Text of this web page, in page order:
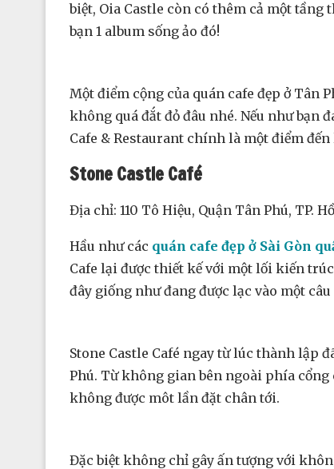
biệt, Oia Castle còn có thêm cả một
bạn 1 album sống ảo đó!
Một điểm cộng của quán cafe đẹp ở
không quá đắt đỏ đâu nhé. Nếu như bạn
Cafe & Restaurant chính là một điểm
Stone Castle Café
Địa chỉ: 110 Tô Hiệu, Quận Tân Phú, TP.
Hầu như các quán cafe đẹp ở Sài Gòn
Cafe lại được thiết kế với một lối kiến
đây giống như đang được lạc vào một
Stone Castle Café ngay từ lúc thành lập
Phú. Từ không gian bên ngoài phía cổng
không được môt lần đặt chân tới.
Đặc biệt không chỉ gây ấn tượng với